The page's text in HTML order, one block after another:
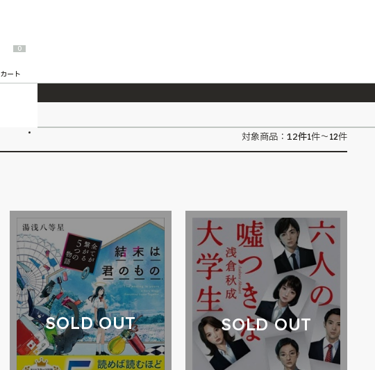
2026/7/23 『ONE PIECE magazine 021 ONE PIECEカード付き同梱版』発売延期のご案内
0
カート
対象商品： 12件1件～12件
SOLD OUT SOLD OUT